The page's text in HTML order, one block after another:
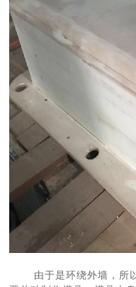
由于是环绕外墙，所以